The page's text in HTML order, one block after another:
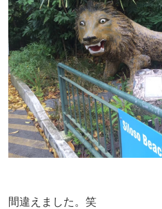
間違えました。笑